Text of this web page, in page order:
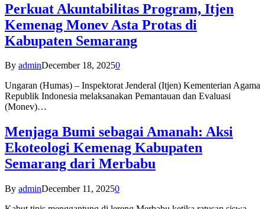
Perkuat Akuntabilitas Program, Itjen
Kemenag Monev Asta Protas di
Kabupaten Semarang
By adminDecember 18, 20250
Ungaran (Humas) – Inspektorat Jenderal (Itjen) Kementerian Agama
Republik Indonesia melaksanakan Pemantauan dan Evaluasi
(Monev)…
Menjaga Bumi sebagai Amanah: Aksi
Ekoteologi Kemenag Kabupaten
Semarang dari Merbabu
By adminDecember 11, 20250